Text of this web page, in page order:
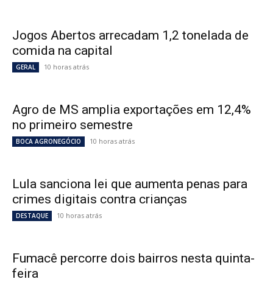
Jogos Abertos arrecadam 1,2 tonelada de
comida na capital
GERAL 10 horas atrás
Agro de MS amplia exportações em 12,4%
no primeiro semestre
BOCA AGRONEGÓCIO 10 horas atrás
Lula sanciona lei que aumenta penas para
crimes digitais contra crianças
DESTAQUE 10 horas atrás
Fumacê percorre dois bairros nesta quinta-
feira